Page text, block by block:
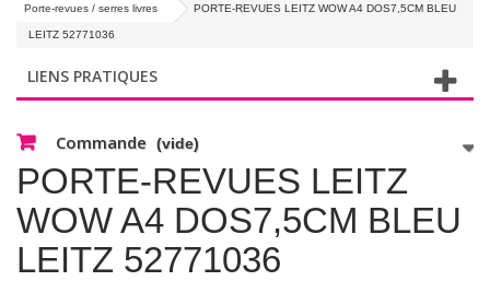
Porte-revues / serres livres PORTE-REVUES LEITZ WOW A4 DOS7,5CM BLEU
LEITZ 52771036
LIENS PRATIQUES
Commande (vide)
PORTE-REVUES LEITZ
WOW A4 DOS7,5CM BLEU
LEITZ 52771036